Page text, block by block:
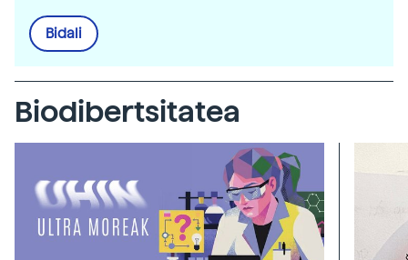
Bidali
Biodibertsitatea